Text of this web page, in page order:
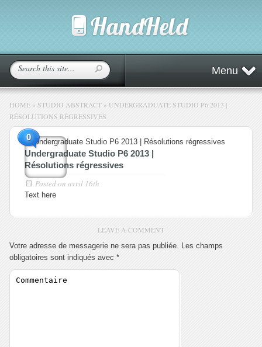
Menu
HOME » STUDIO ABSTRACT » UNDERGRADUATE STUDIO P6 2013 |
RÉSOLUTIONS RÉGRESSIVES
0
Undergraduate Studio P6 2013 |
Résolutions régressives
Posted on avril 16th
Text here
LEAVE A COMMENT
Votre adresse de messagerie ne sera pas publiée. Les champs
obligatoires sont indiqués avec *